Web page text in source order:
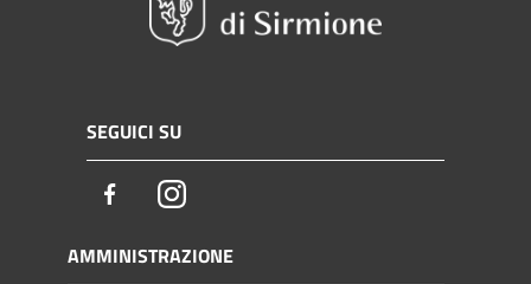
SEGUICI SU
FacebookInstagram
AMMINISTRAZIONE